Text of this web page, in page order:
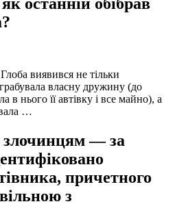
останній обібрав
виявився не тільки
власну дружину (до
в нього її автівку і все майно), а
…
злочинцям — за
причетного
з